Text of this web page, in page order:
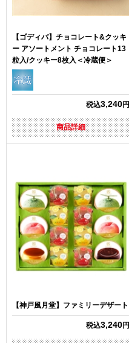
【ゴディバ】チョコレート&クッキ
ー アソートメント チョコレート13
粒入/クッキー8枚入＜冷蔵便＞
税込3,240円
商品詳細
【神戸風月堂】ファミリーデザート
税込3,240円